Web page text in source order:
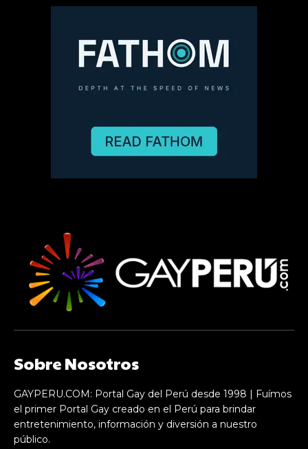
Sobre Nosotros
GAYPERU.COM: Portal Gay del Perú desde 1998 | Fuímos
el primer Portal Gay creado en el Perú para brindar
entretenimiento, información y diversión a nuestro
público.